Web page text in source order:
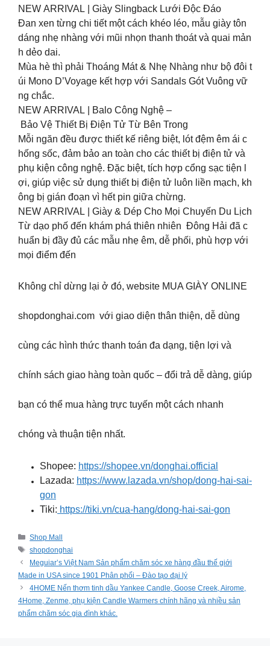
NEW ARRIVAL | Giày Slingback Lưới Độc Đáo
Đan xen từng chi tiết một cách khéo léo, mẫu giày tôn
dáng nhẹ nhàng với mũi nhọn thanh thoát và quai mản
h dẻo dai.
Mùa hè thì phải Thoáng Mát & Nhẹ Nhàng như bộ đôi t
úi Mono D’Voyage kết hợp với Sandals Gót Vuông vữ
ng chắc.
NEW ARRIVAL | Balo Công Nghệ –
Bảo Vệ Thiết Bị Điện Tử Từ Bên Trong
Mỗi ngăn đều được thiết kế riêng biệt, lót đệm êm ái c
hống sốc, đảm bảo an toàn cho các thiết bị điện tử và
phụ kiện công nghệ. Đặc biệt, tích hợp cổng sạc tiện l
ợi, giúp việc sử dụng thiết bị điện tử luôn liền mạch, kh
ông bị gián đoạn vì hết pin giữa chừng.
NEW ARRIVAL | Giày & Dép Cho Mọi Chuyến Du Lịch
Từ dạo phố đến khám phá thiên nhiên Đông Hải đã c
huẩn bị đầy đủ các mẫu nhẹ êm, dễ phối, phù hợp với
mọi điểm đến
Không chỉ dừng lại ở đó, website MUA GIÀY ONLINE
shopdonghai.com với giao diện thân thiện, dễ dùng
cùng các hình thức thanh toán đa dạng, tiện lợi và
chính sách giao hàng toàn quốc – đổi trả dễ dàng, giúp
bạn có thể mua hàng trực tuyến một cách nhanh
chóng và thuận tiện nhất.
Shopee: https://shopee.vn/donghai.official
Lazada: https://www.lazada.vn/shop/dong-hai-sai-
gon
Tiki: https://tiki.vn/cua-hang/dong-hai-sai-gon
Categories
Shop Mall
Tags
shopdonghai
Meguiar’s Việt Nam Sản phẩm chăm sóc xe hàng đầu thế giới
Made in USA since 1901 Phân phối – Đào tạo đại lý
4HOME Nến thơm tinh dầu Yankee Candle, Goose Creek, Airome,
4Home, Zenme, phụ kiện Candle Warmers chính hãng và nhiều sản
phẩm chăm sóc gia đình khác.